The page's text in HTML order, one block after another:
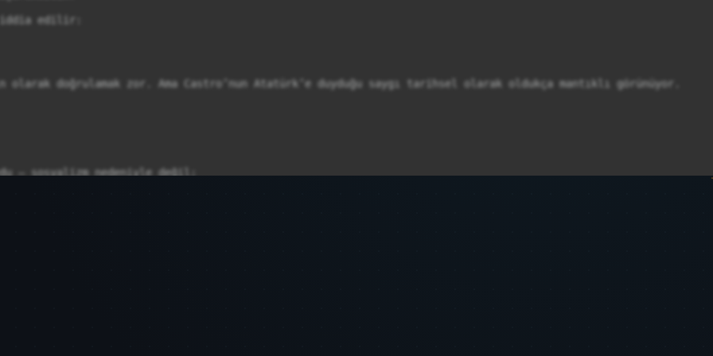
iddia edilir:
doğrulamak zor. Ama Castro’nun Atatürk’e duyduğu saygı tarihsel olarak oldukça mantıklı görünüyor.
— sosyalizm nedeniyle değil;